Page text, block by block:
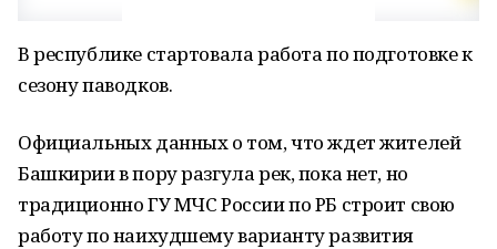
В республике стартовала работа по подготовке к
сезону паводков.
Официальных данных о том, что ждет жителей
Башкирии в пору разгула рек, пока нет, но
традиционно ГУ МЧС России по РБ строит свою
работу по наихудшему варианту развития